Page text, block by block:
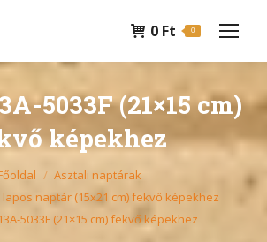
0 Ft 0
5033F (21×15 cm)
képekhez
Asztali naptárak
lapos naptár (15x21 cm) fekvő képekhez
5033F (21×15 cm) fekvő képekhez